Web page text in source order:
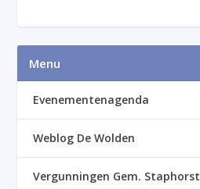
Menu
Evenementenagenda
Weblog De Wolden
Vergunningen Gem. Staphorst